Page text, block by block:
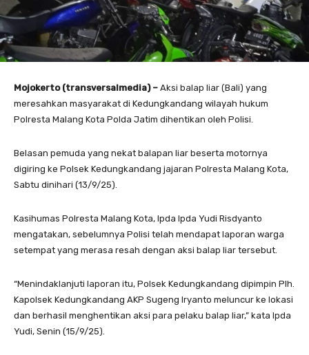
Mojokerto (transversalmedia) – Aksi balap liar (Bali) yang
meresahkan masyarakat di Kedungkandang wilayah hukum
Polresta Malang Kota Polda Jatim dihentikan oleh Polisi.
Belasan pemuda yang nekat balapan liar beserta motornya
digiring ke Polsek Kedungkandang jajaran Polresta Malang Kota,
Sabtu dinihari (13/9/25).
Kasihumas Polresta Malang Kota, Ipda Ipda Yudi Risdyanto
mengatakan, sebelumnya Polisi telah mendapat laporan warga
setempat yang merasa resah dengan aksi balap liar tersebut.
“Menindaklanjuti laporan itu, Polsek Kedungkandang dipimpin Plh.
Kapolsek Kedungkandang AKP Sugeng Iryanto meluncur ke lokasi
dan berhasil menghentikan aksi para pelaku balap liar,” kata Ipda
Yudi, Senin (15/9/25).